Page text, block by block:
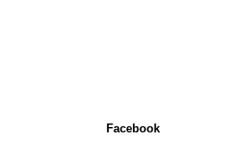
Facebook